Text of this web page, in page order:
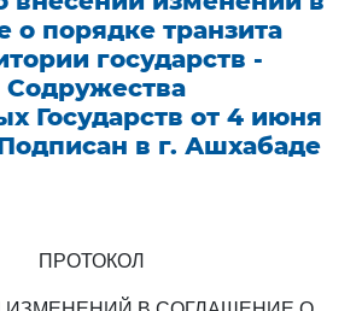
о порядке транзита
государств -
Содружества
Государств от 4 июня
в г. Ашхабаде
ПРОТОКОЛ